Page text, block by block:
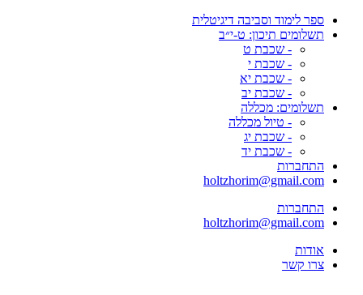
ספר לימוד וסביבה דיגיטלית
תשלומים תיכון: ט-י״ב
- שכבת ט
- שכבת י
- שכבת יא
- שכבת יב
תשלומים: מכללה
- טיול מכללה
- שכבת יג
- שכבת יד
התחברות
holtzhorim@gmail.com
התחברות
holtzhorim@gmail.com
אודות
צרו קשר